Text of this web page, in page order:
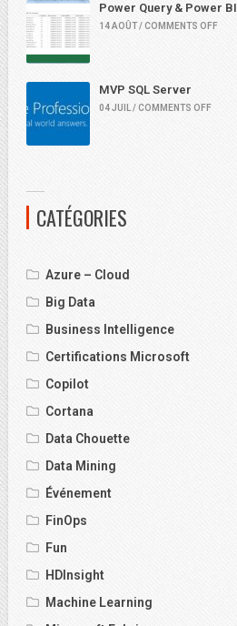
Power Query & Power BI
14 AOÛT / COMMENTS OFF
MVP SQL Server
04 JUIL / COMMENTS OFF
CATÉGORIES
Azure – Cloud
Big Data
Business Intelligence
Certifications Microsoft
Copilot
Cortana
Data Chouette
Data Mining
Événement
FinOps
Fun
HDInsight
Machine Learning